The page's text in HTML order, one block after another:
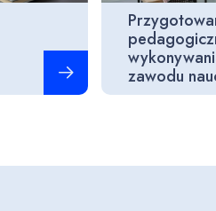
zawodu